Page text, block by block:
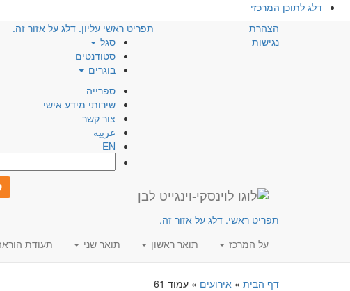
דלג לתוכן המרכזי
הצהרת
נגישות
תפריט ראשי עליון. דלג על אזור זה.
סגל
סטודנטים
בוגרים
ספרייה
שירותי מידע אישי
צור קשר
عربيه
EN
תפריט ראשי. דלג על אזור זה.
על המרכז
תואר ראשון תואר שני תעודת
דף הבית » אירועים » עמוד 61